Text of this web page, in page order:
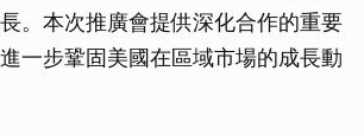
。本次推廣會提供深化合作的重要
一步鞏固美國在區域市場的成長動